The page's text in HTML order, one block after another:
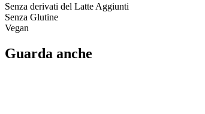
Senza derivati del Latte Aggiunti
Senza Glutine
Vegan
Guarda anche